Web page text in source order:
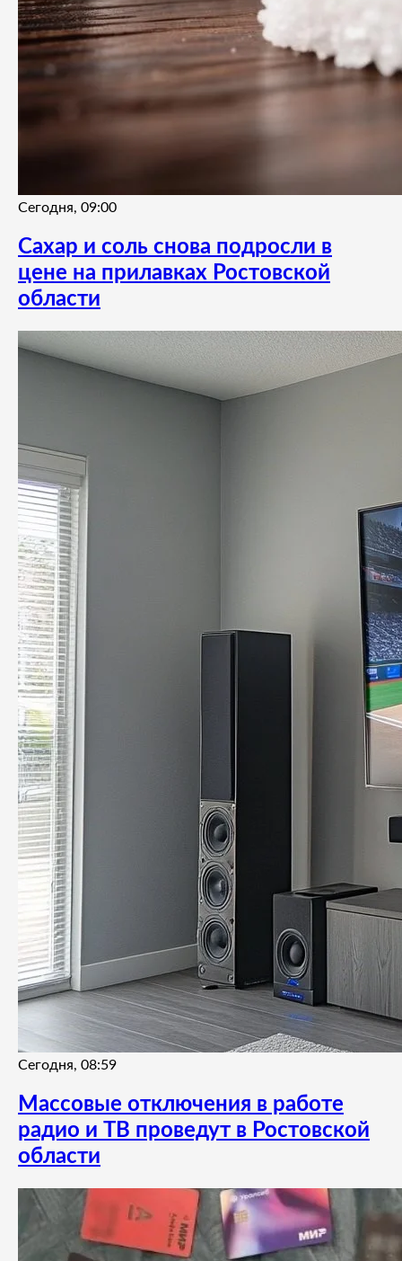
Сегодня, 09:00
Сахар и соль снова подросли в
цене на прилавках Ростовской
области
Сегодня, 08:59
Массовые отключения в работе
радио и ТВ проведут в Ростовской
области